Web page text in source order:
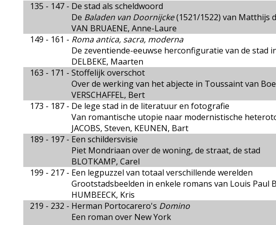
135 - 147 - De stad als scheldwoord
De Baladen van Doornijcke(1521/1522) van Matthijs
VAN BRUAENE, Anne-Laure
149 - 161 - Roma antica, sacra, moderna
De zeventiende-eeuwse herconfiguratie van de stad
DELBEKE, Maarten
163 - 171 - Stoffelijk overschot
Over de werking van het abjecte in Toussaint van
VERSCHAFFEL, Bert
173 - 187 - De lege stad in de literatuur en fotografie
Van romantische utopie naar modernistische
JACOBS, Steven, KEUNEN, Bart
189 - 197 - Een schildersvisie
Piet Mondriaan over de woning, de straat, de stad
BLOTKAMP, Carel
199 - 217 - Een legpuzzel van totaal verschillende werelden
Grootstadsbeelden in enkele romans van Louis Paul
HUMBEECK, Kris
219 - 232 - Herman Portocarero's Domino
Een roman over New York